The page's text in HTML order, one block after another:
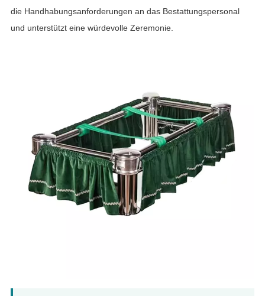
die Handhabungsanforderungen an das Bestattungspersonal
und unterstützt eine würdevolle Zeremonie.